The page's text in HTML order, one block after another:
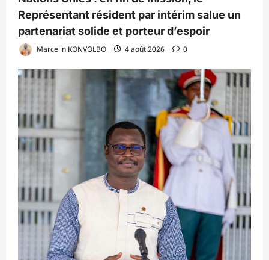
Représentant résident par intérim salue un
partenariat solide et porteur d’espoir
Marcelin KONVOLBO 4 août 2026 0